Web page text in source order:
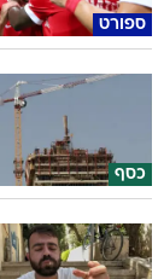
ספורט
כסף